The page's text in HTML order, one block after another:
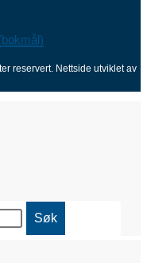
reservert. Nettside utviklet av
Søk